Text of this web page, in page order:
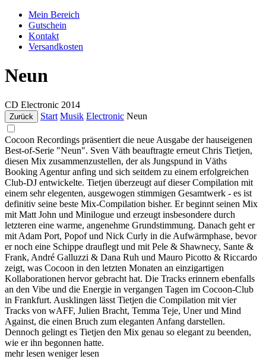
Mein Bereich
Gutschein
Kontakt
Versandkosten
Neun
CD Electronic 2014
Zurück Start Musik Electronic Neun
Cocoon Recordings präsentiert die neue Ausgabe der hauseigenen
Best-of-Serie "Neun". Sven Väth beauftragte erneut Chris Tietjen,
diesen Mix zusammenzustellen, der als Jungspund in Väths
Booking Agentur anfing und sich seitdem zu einem erfolgreichen
Club-DJ entwickelte. Tietjen überzeugt auf dieser Compilation mit
einem sehr elegenten, ausgewogen stimmigen Gesamtwerk - es ist
definitiv seine beste Mix-Compilation bisher. Er beginnt seinen Mix
mit Matt John und Minilogue und erzeugt insbesondere durch
letzteren eine warme, angenehme Grundstimmung. Danach geht er
mit Adam Port, Popof und Nick Curly in die Aufwärmphase, bevor
er noch eine Schippe drauflegt und mit Pele & Shawnecy, Sante &
Frank, André Galluzzi & Dana Ruh und Mauro Picotto & Riccardo
zeigt, was Cocoon in den letzten Monaten an einzigartigen
Kollaborationen hervor gebracht hat. Die Tracks erinnern ebenfalls
an den Vibe und die Energie in vergangen Tagen im Cocoon-Club
in Frankfurt. Ausklingen lässt Tietjen die Compilation mit vier
Tracks von wAFF, Julien Bracht, Temma Teje, Uner und Mind
Against, die einen Bruch zum eleganten Anfang darstellen.
Dennoch gelingt es Tietjen den Mix genau so elegant zu beenden,
wie er ihn begonnen hatte.
mehr lesen weniger lesen